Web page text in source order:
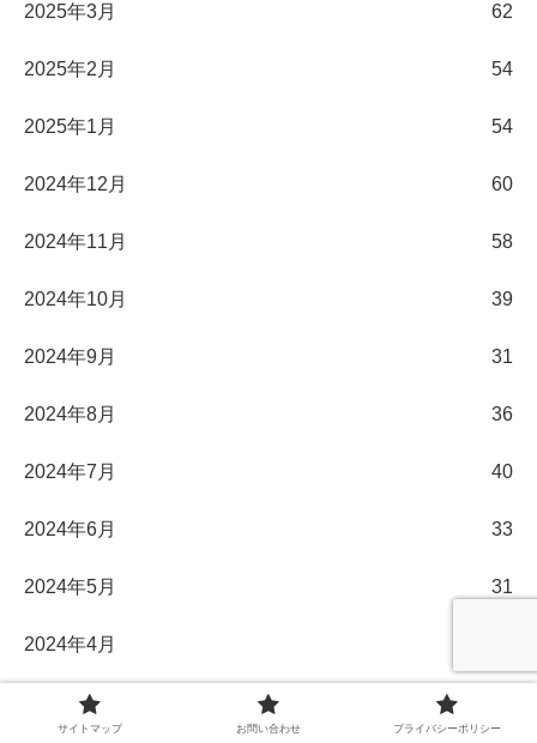
2025年3月 62
2025年2月 54
2025年1月 54
2024年12月 60
2024年11月 58
2024年10月 39
2024年9月 31
2024年8月 36
2024年7月 40
2024年6月 33
2024年5月 31
2024年4月
2024年3月
サイトマップ お問い合わせ プライバシーポリシー